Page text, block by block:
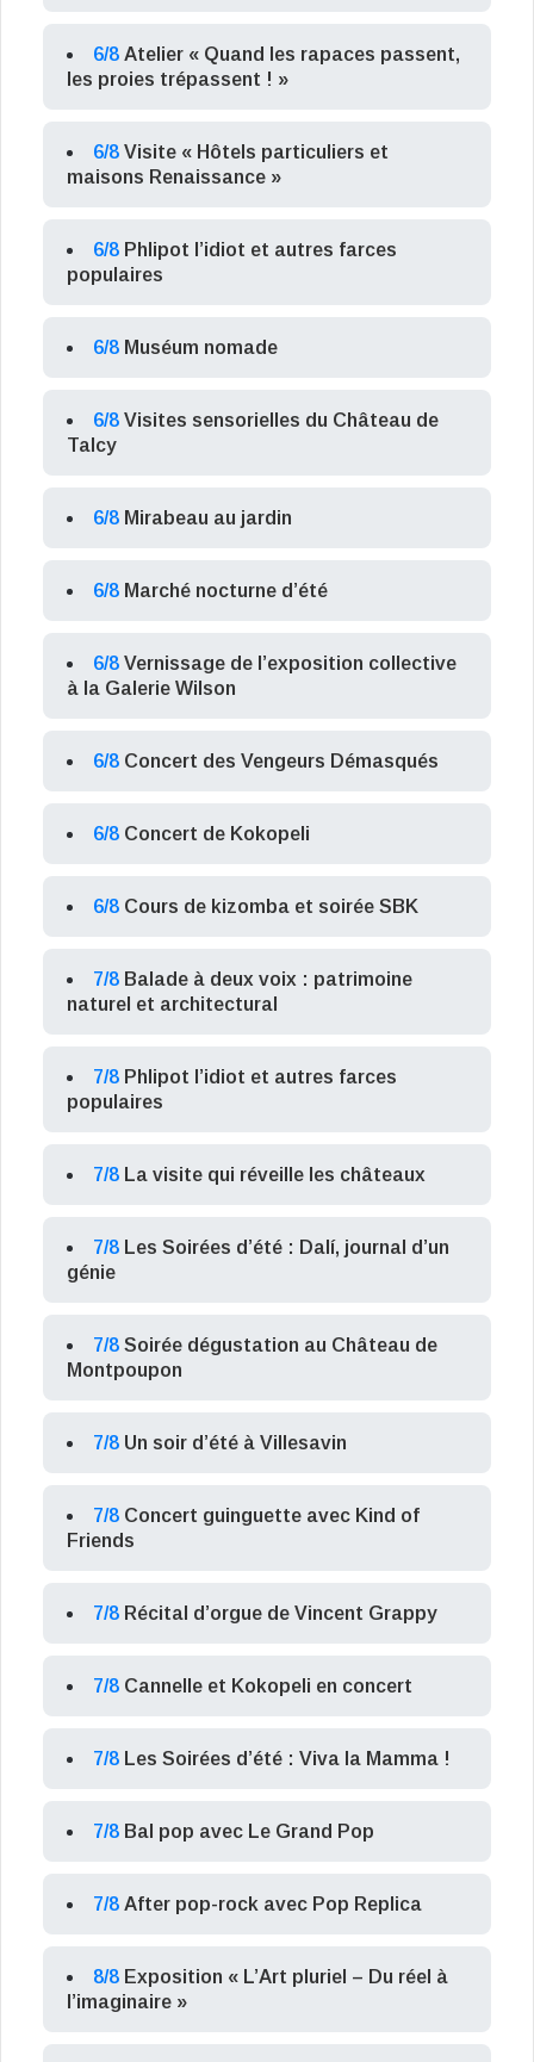
6/8 Atelier « Quand les rapaces passent,
les proies trépassent ! »
6/8 Visite « Hôtels particuliers et
maisons Renaissance »
6/8 Phlipot l’idiot et autres farces
populaires
6/8 Muséum nomade
6/8 Visites sensorielles du Château de
Talcy
6/8 Mirabeau au jardin
6/8 Marché nocturne d’été
6/8 Vernissage de l’exposition collective
à la Galerie Wilson
6/8 Concert des Vengeurs Démasqués
6/8 Concert de Kokopeli
6/8 Cours de kizomba et soirée SBK
7/8 Balade à deux voix : patrimoine
naturel et architectural
7/8 Phlipot l’idiot et autres farces
populaires
7/8 La visite qui réveille les châteaux
7/8 Les Soirées d’été : Dalí, journal d’un
génie
7/8 Soirée dégustation au Château de
Montpoupon
7/8 Un soir d’été à Villesavin
7/8 Concert guinguette avec Kind of
Friends
7/8 Récital d’orgue de Vincent Grappy
7/8 Cannelle et Kokopeli en concert
7/8 Les Soirées d’été : Viva la Mamma !
7/8 Bal pop avec Le Grand Pop
7/8 After pop-rock avec Pop Replica
8/8 Exposition « L’Art pluriel – Du réel à
l’imaginaire »